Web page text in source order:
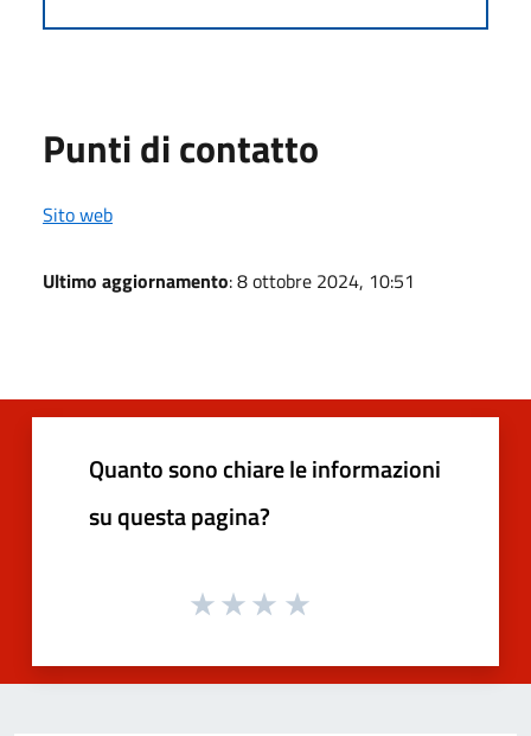
Punti di contatto
Sito web
Ultimo aggiornamento: 8 ottobre 2024, 10:51
Quanto sono chiare le informazioni
su questa pagina?